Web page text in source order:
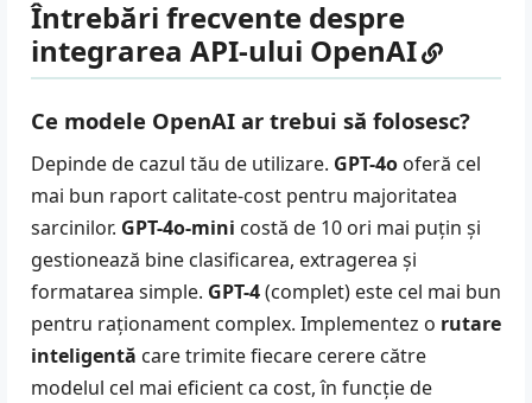
Întrebări frecvente despre
integrarea API-ului OpenAI
Ce modele OpenAI ar trebui să folosesc?
Depinde de cazul tău de utilizare. GPT-4o oferă cel
mai bun raport calitate-cost pentru majoritatea
sarcinilor. GPT-4o-mini costă de 10 ori mai puțin și
gestionează bine clasificarea, extragerea și
formatarea simple. GPT-4(complet) este cel mai bun
pentru raționament complex. Implementez o rutare
inteligentă care trimite fiecare cerere către
modelul cel mai eficient ca cost, în funcție de